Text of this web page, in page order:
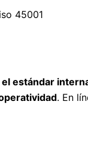
iso 45001
estándar
. En